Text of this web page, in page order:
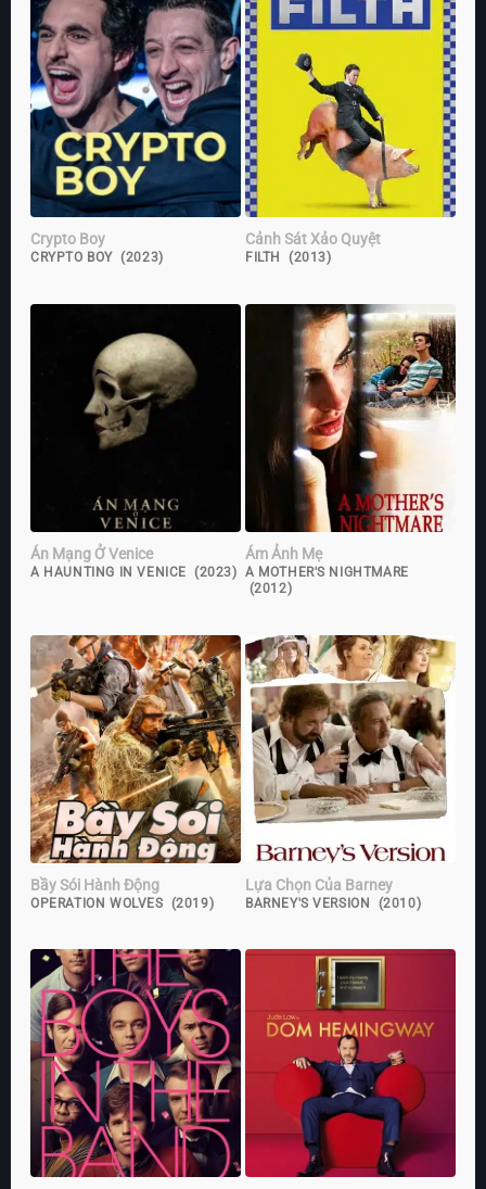
Crypto Boy
CRYPTO BOY (2023)
Cảnh Sát Xảo Quyệt
FILTH (2013)
Án Mạng Ở Venice
A HAUNTING IN VENICE (2023)
Ám Ảnh Mẹ
A MOTHER'S NIGHTMARE
(2012)
Bầy Sói Hành Động
OPERATION WOLVES (2019)
Lựa Chọn Của Barney
BARNEY'S VERSION (2010)